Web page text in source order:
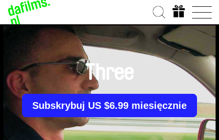
Three
Subskrybuj US $6.99 miesięcznie